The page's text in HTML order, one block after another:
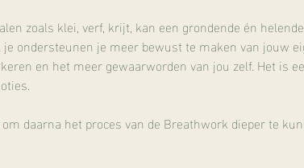
zoals klei, verf, krijt, kan een grondende én helende
ondersteunen je meer bewust te maken van jouw
en het meer gewaarworden van jou zelf. Het is
daarna het proces van de Breathwork dieper te